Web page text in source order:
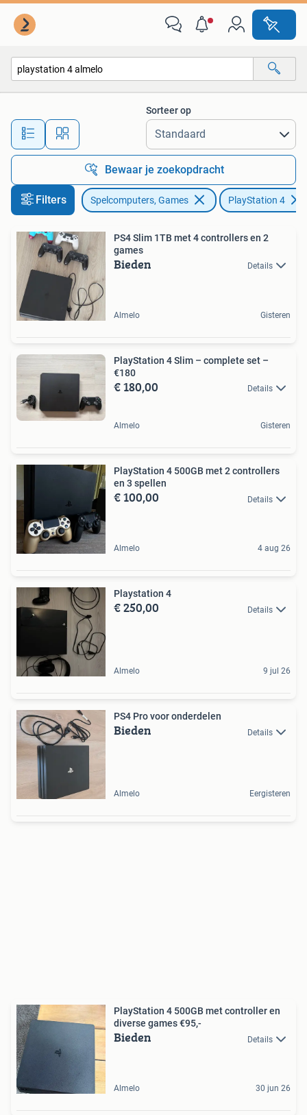
Alle afstanden…
Sorteer op
Bewaar je zoekopdracht
Filters Spelcomputers, Games PlayStation 4
PS4 Slim 1TB met 4 controllers en 2
games
Bieden Details
Almelo Gisteren
PlayStation 4 Slim – complete set –
€180
€ 180,00 Details
Almelo Gisteren
PlayStation 4 500GB met 2 controllers
en 3 spellen
€ 100,00 Details
Almelo 4 aug 26
Playstation 4
€ 250,00 Details
Almelo 9 jul 26
PS4 Pro voor onderdelen
Bieden Details
Almelo Eergisteren
PlayStation 4 500GB met controller en
diverse games €95,-
Bieden Details
Almelo 30 jun 26